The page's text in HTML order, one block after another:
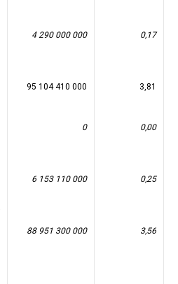
4 290 000 000 0,17
95 104 410 000 3,81
0 0,00
6 153 110 000 0,25
88 951 300 000 3,56